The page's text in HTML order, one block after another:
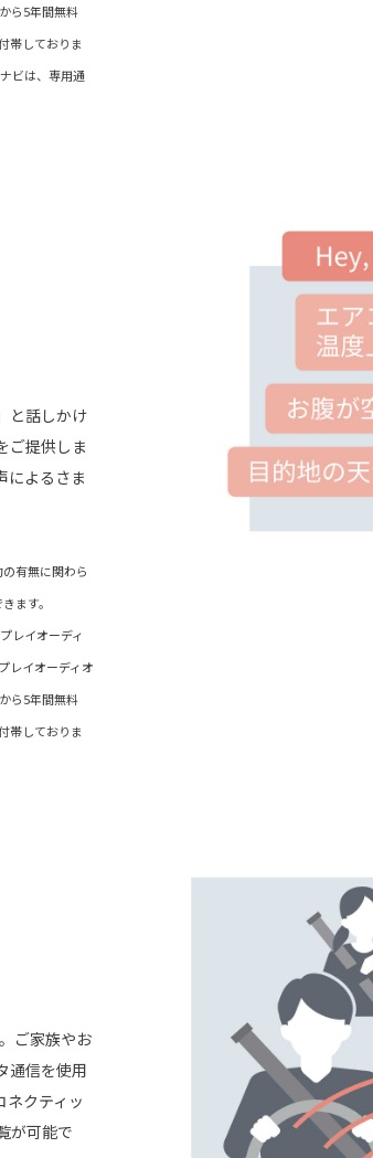
ら5年間無料
帯しておりま
ビは、専用通
と話しかけ
ご提供しま
によるさま
有無に関わら
ます。
レイオーディ
レイオーディオ
ら5年間無料
帯しておりま
ご家族やお
通信を使用
ネクティッ
が可能で